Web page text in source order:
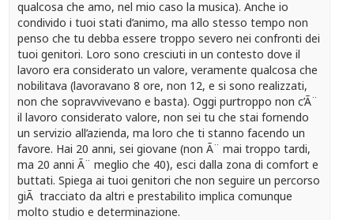
qualcosa che amo, nel mio caso la musica). Anche io
condivido i tuoi stati d’animo, ma allo stesso tempo non
penso che tu debba essere troppo severo nei confronti dei
tuoi genitori. Loro sono cresciuti in un contesto dove il
lavoro era considerato un valore, veramente qualcosa che
nobilitava (lavoravano 8 ore, non 12, e si sono realizzati,
non che sopravvivevano e basta). Oggi purtroppo non c’Ã¨
il lavoro considerato valore, non sei tu che stai fornendo
un servizio all’azienda, ma loro che ti stanno facendo un
favore. Hai 20 anni, sei giovane (non Ã¨ mai troppo tardi,
ma 20 anni Ã¨ meglio che 40), esci dalla zona di comfort e
buttati. Spiega ai tuoi genitori che non seguire un percorso
giÃ tracciato da altri e prestabilito implica comunque
molto studio e determinazione.